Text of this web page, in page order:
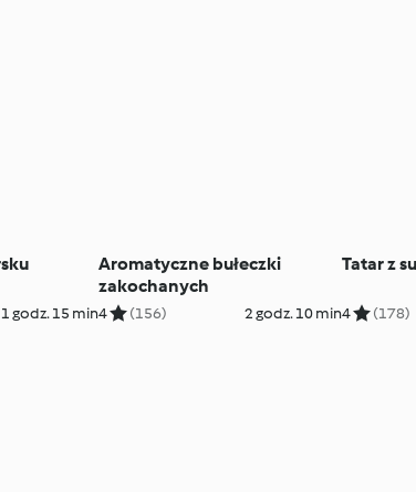
1 godz. 15 min
Aromatyczne bułeczki
zakochanych
4 (156) 2 godz. 10 min
Tatar z
4 (178)